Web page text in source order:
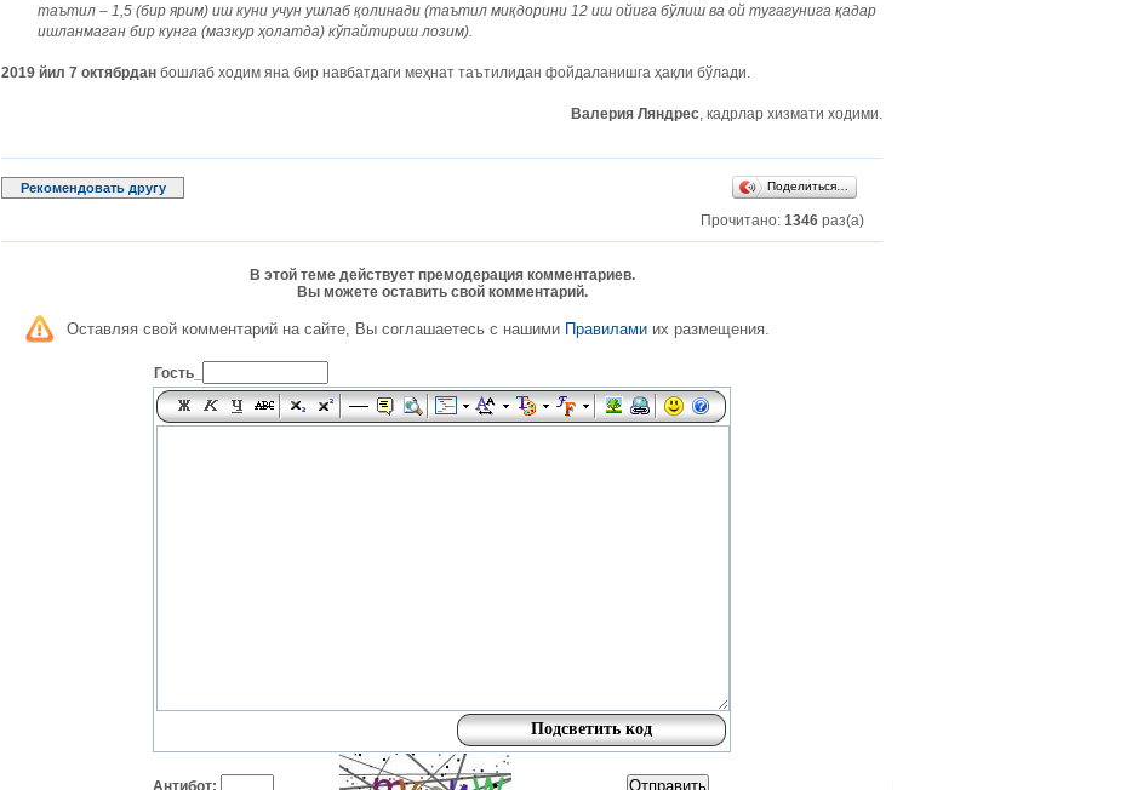
таътил – 1,5 (бир ярим) иш куни учун ушлаб қолинади (таътил миқдорини 12 иш ойига бўлиш ва ой тугагунига қадар
ишланмаган бир кунга (мазкур ҳолатда) кўпайтириш лозим).
2019 йил 7 октябрдан бошлаб ходим яна бир навбатдаги меҳнат таътилидан фойдаланишга ҳақли бўлади.
Валерия Ляндрес, кадрлар хизмати ходими.
Рекомендовать другу Поделиться…
Прочитано: 1346 раз(а)
В этой теме действует премодерация комментариев.
Вы можете оставить свой комментарий.
Оставляя свой комментарий на сайте, Вы соглашаетесь с нашими Правилами их размещения.
Гость_
Антибот: